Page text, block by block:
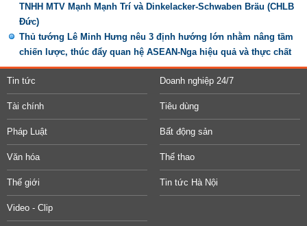
TNHH MTV Mạnh Mạnh Trí và Dinkelacker-Schwaben Bräu (CHLB
Đức)
Thủ tướng Lê Minh Hưng nêu 3 định hướng lớn nhằm nâng tầm
chiến lược, thúc đẩy quan hệ ASEAN-Nga hiệu quả và thực chất
Tin tức Doanh nghiệp 24/7
Tài chính Tiêu dùng
Pháp Luật Bất động sản
Văn hóa Thể thao
Thế giới Tin tức Hà Nội
Video - Clip